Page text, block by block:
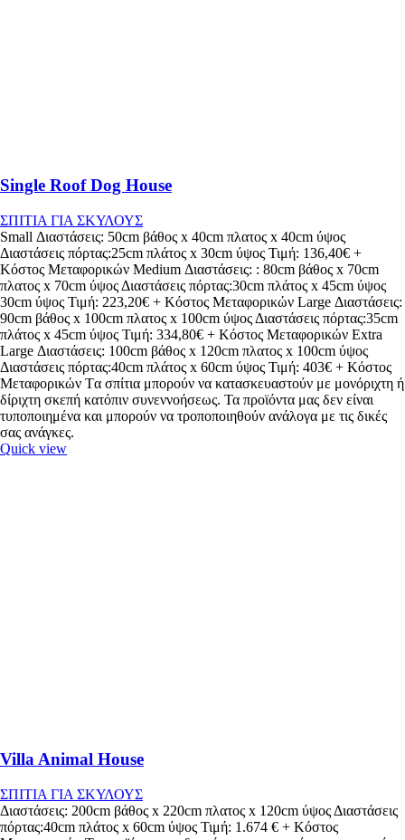
Single Roof Dog House
ΣΠΙΤΙΑ ΓΙΑ ΣΚΥΛΟΥΣ
Small Διαστάσεις: 50cm βάθος x 40cm πλατος x 40cm ύψος
Διαστάσεις πόρτας:25cm πλάτος x 30cm ύψος Τιμή: 136,40€ +
Κόστος Μεταφορικών Medium Διαστάσεις: : 80cm βάθος x 70cm
πλατος x 70cm ύψος Διαστάσεις πόρτας:30cm πλάτος x 45cm ύψος
30cm ύψος Τιμή: 223,20€ + Κόστος Μεταφορικών Large Διαστάσεις:
90cm βάθος x 100cm πλατος x 100cm ύψος Διαστάσεις πόρτας:35cm
πλάτος x 45cm ύψος Τιμή: 334,80€ + Κόστος Μεταφορικών Extra
Large Διαστάσεις: 100cm βάθος x 120cm πλατος x 100cm ύψος
Διαστάσεις πόρτας:40cm πλάτος x 60cm ύψος Τιμή: 403€ + Κόστος
Μεταφορικών Tα σπίτια μπορούν να κατασκευαστούν με μονόριχτη ή
δίριχτη σκεπή κατόπιν συνεννοήσεως. Τα προϊόντα μας δεν είναι
τυποποιημένα και μπορούν να τροποποιηθούν ανάλογα με τις δικές
σας ανάγκες.
Quick view
Villa Animal House
ΣΠΙΤΙΑ ΓΙΑ ΣΚΥΛΟΥΣ
Διαστάσεις: 200cm βάθος x 220cm πλατος x 120cm ύψος Διαστάσεις
πόρτας:40cm πλάτος x 60cm ύψος Τιμή: 1.674 € + Κόστος